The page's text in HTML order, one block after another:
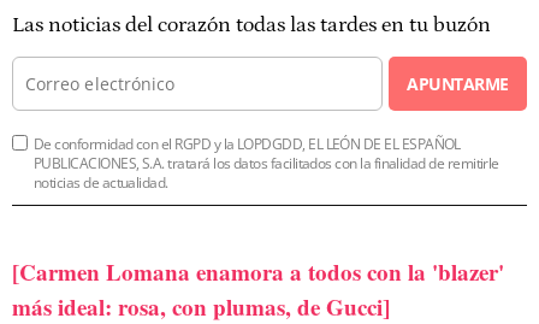
Las noticias del corazón todas las tardes en tu buzón
APUNTARME
De conformidad con el RGPD y la LOPDGDD, EL LEÓN DE EL ESPAÑOL
PUBLICACIONES, S.A. tratará los datos facilitados con la finalidad de remitirle
noticias de actualidad.
[Carmen Lomana enamora a todos con la 'blazer'
más ideal: rosa, con plumas, de Gucci]